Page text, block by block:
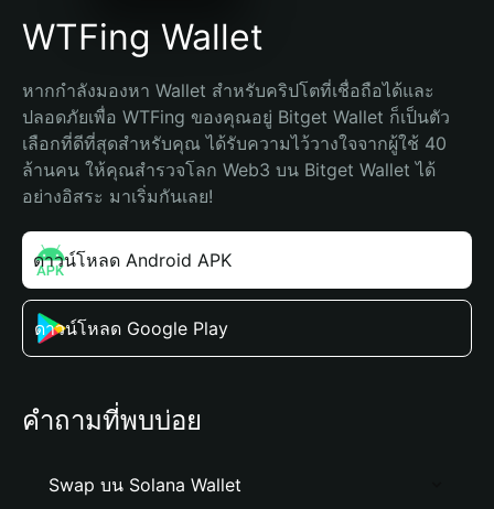
WTFing Wallet
หากกำลังมองหา Wallet สำหรับคริปโตที่เชื่อถือได้และ
ปลอดภัยเพื่อ WTFing ของคุณอยู่ Bitget Wallet ก็เป็นตัว
เลือกที่ดีที่สุดสำหรับคุณ ได้รับความไว้วางใจจากผู้ใช้ 40
ล้านคน ให้คุณสำรวจโลก Web3 บน Bitget Wallet ได้
อย่างอิสระ มาเริ่มกันเลย!
ดาวน์โหลด Android APK
ดาวน์โหลด Google Play
คำถามที่พบบ่อย
Swap บน Solana Wallet